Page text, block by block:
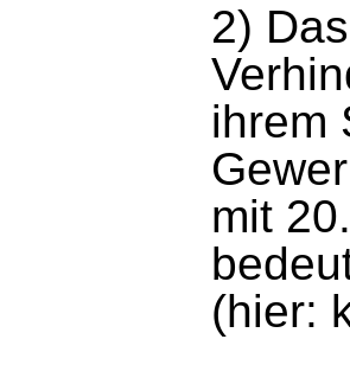
2)
ihrem
mit
(hier: